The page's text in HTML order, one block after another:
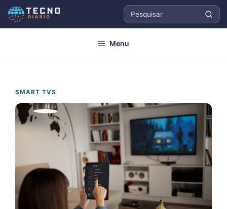
Pular
para
Pesquisar
Menu
SMART TVS